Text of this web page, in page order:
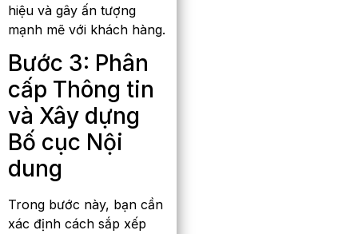
hiệu và gây ấn tượng
mạnh mẽ với khách hàng.
Bước 3: Phân
cấp Thông tin
và Xây dựng
Bố cục Nội
dung
Trong bước này, bạn cần
xác định cách sắp xếp